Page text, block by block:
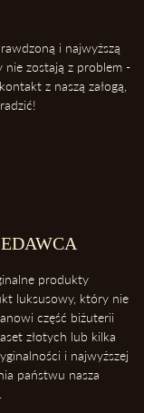
i najwyższą
zostają z problem -
z naszą załogą,
produkty
luksusowy, który nie
część biżuterii
złotych lub kilka
i najwyższej
państwu nasza